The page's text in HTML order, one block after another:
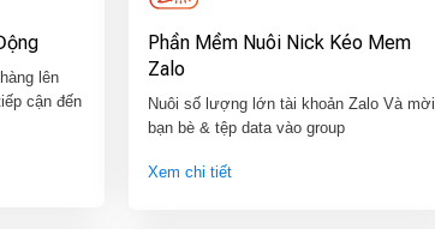
lên
cận đến
Phần Mềm Nuôi Nick Kéo Mem
Zalo
Nuôi số lượng lớn tài khoản Zalo Và mời
bạn bè & tệp data vào group
Xem chi tiết